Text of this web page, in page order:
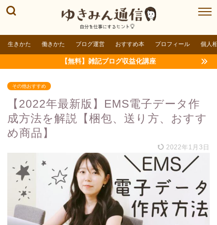
生きかた 働きかた ブログ運営 おすすめ本 プロフィール 個人
【無料】雑記ブログ収益化講座
その他おすすめ
【2022年最新版】EMS電子データ作
成方法を解説【梱包、送り方、おすす
め商品】
2022年1月3日